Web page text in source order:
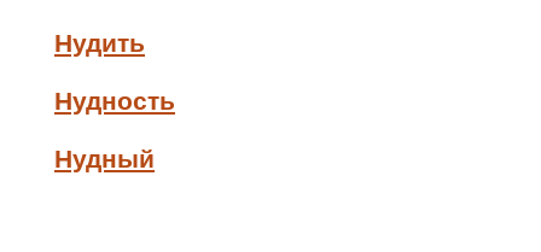
Нудить
Нудность
Нудный